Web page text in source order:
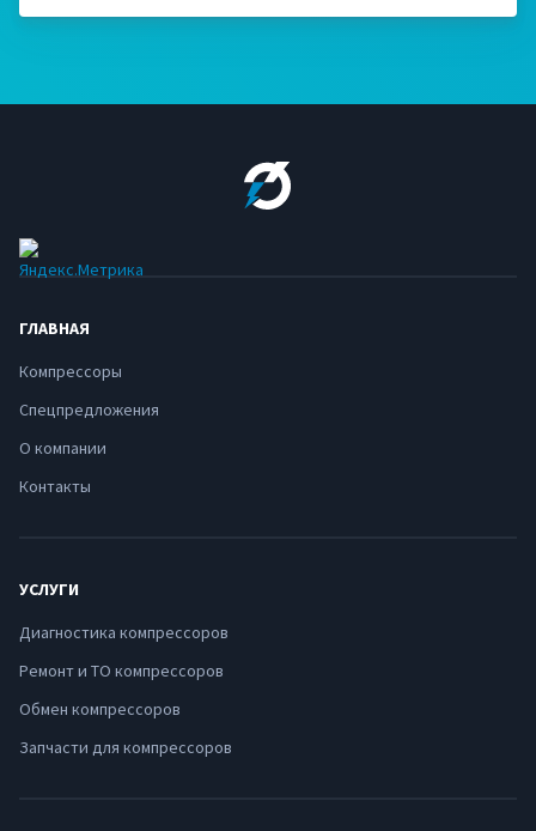
ГЛАВНАЯ
Компрессоры
Спецпредложения
О компании
Контакты
УСЛУГИ
Диагностика компрессоров
Ремонт и ТО компрессоров
Обмен компрессоров
Запчасти для компрессоров